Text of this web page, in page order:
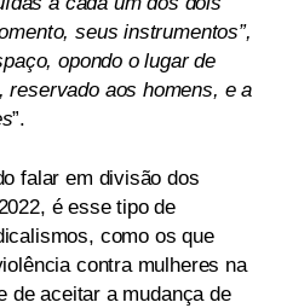
seus instrumentos”,
opondo o lugar de
reservado aos homens, e a
”.
falar em divisão dos
é esse tipo de
como os que
contra mulheres na
de aceitar a mudança de